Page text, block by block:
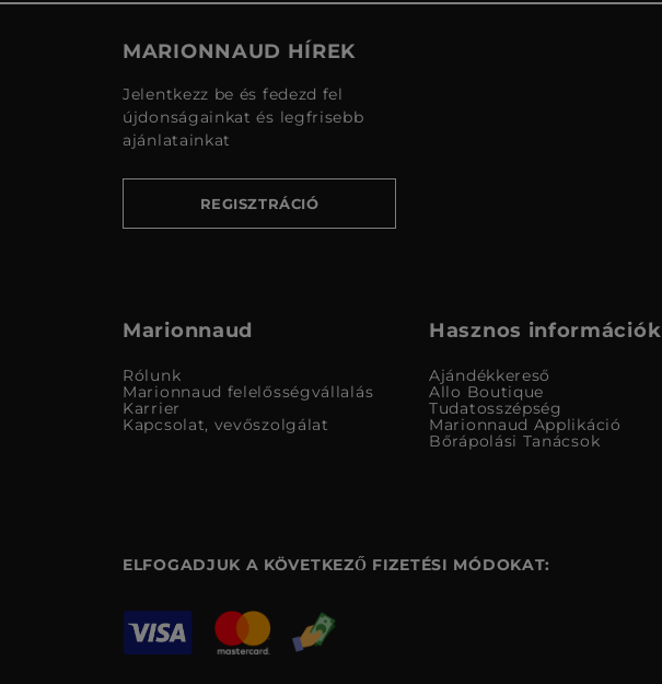
MARIONNAUD HÍREK
Jelentkezz be és fedezd fel
újdonságainkat és legfrisebb
ajánlatainkat
REGISZTRÁCIÓ
Marionnaud
Rólunk
Marionnaud felelősségvállalás
Karrier
Kapcsolat, vevőszolgálat
Hasznos információk
Ajándékkereső
Allo Boutique
Tudatosszépség
Marionnaud Applikáció
Bőrápolási Tanácsok
ELFOGADJUK A KÖVETKEZŐ FIZETÉSI MÓDOKAT: